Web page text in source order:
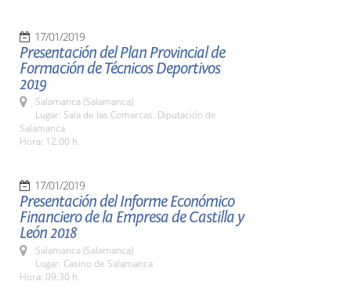
17/01/2019
Presentación del Plan Provincial de
Formación de Técnicos Deportivos
2019
Salamanca (Salamanca)
Lugar: Sala de las Comarcas. Diputación de
Salamanca
Hora: 12:00 h.
17/01/2019
Presentación del Informe Económico
Financiero de la Empresa de Castilla y
León 2018
Salamanca (Salamanca)
Lugar: Casino de Salamanca
Hora: 09:30 h.